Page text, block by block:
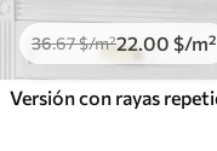
36.67$/m²22.00 $/m²